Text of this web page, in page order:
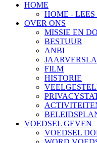
HOME
HOME - LEES
OVER ONS
MISSIE EN
BESTUUR
ANBI
FILM
HISTORIE
VOEDSEL GEVEN
VOEDSEL